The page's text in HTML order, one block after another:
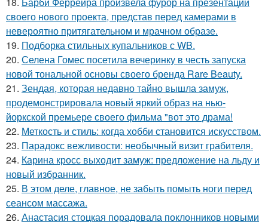
своего нового проекта, представ перед камерами в
невероятно притягательном и мрачном образе.
19. Подборка стильных купальников с WB.
20. Селена Гомес посетила вечеринку в честь запуска
новой тональной основы своего бренда Rare Beauty.
21. Зендая, которая недавно тайно вышла замуж,
продемонстрировала новый яркий образ на нью-
йоркской премьере своего фильма "вот это драма!
22. Меткость и стиль: когда хобби становится искусством.
23. Парадокс вежливости: необычный визит грабителя.
24. Карина кросс выходит замуж: предложение на льду и
новый избранник.
25. В этом деле, главное, не забыть помыть ноги перед
сеансом массажа.
26. Анастасия стоцкая порадовала поклонников новыми